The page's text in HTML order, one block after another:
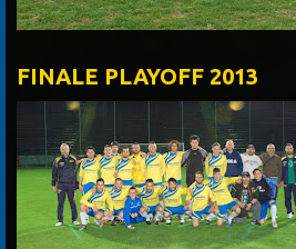
FINALE PLAYOFF 2013